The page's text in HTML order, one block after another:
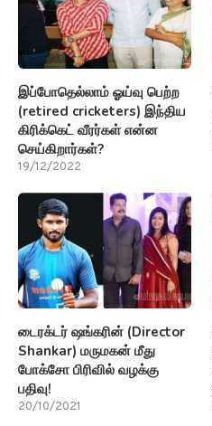
இப்போதெல்லாம் ஓய்வு பெற்ற
(retired cricketers) இந்திய
கிரிக்கெட் வீரர்கள் என்ன
செய்கிறார்கள்?
19/12/2022
டைரக்டர் ஷங்கரின் (Director
Shankar) மருமகன் மீது
போக்சோ பிரிவில் வழக்கு
பதிவு!
20/10/2021